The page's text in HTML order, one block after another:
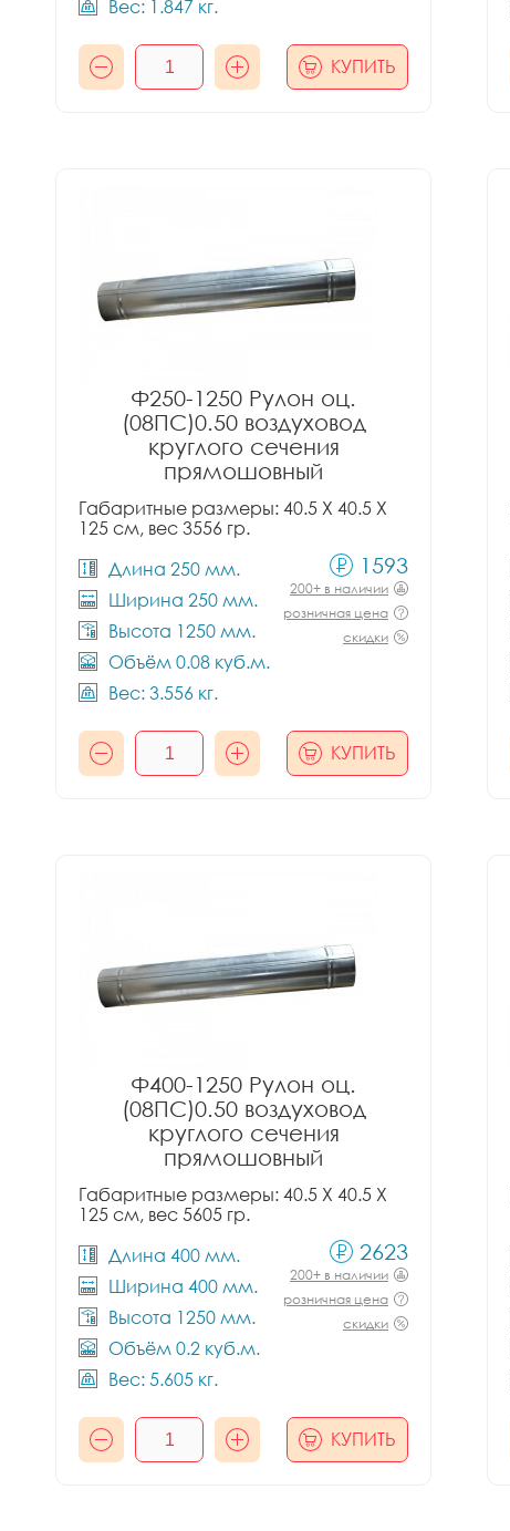
Вес: 1.847 кг.
КУПИТЬ
Ф250-1250 Рулон оц.
(08ПС)0.50 воздуховод
круглого сечения
прямошовный
Габаритные размеры: 40.5 X 40.5 X
125 см, вес 3556 гр.
Длина 250 мм.
Ширина 250 мм.
Высота 1250 мм.
Объём 0.08 куб.м.
Вес: 3.556 кг.
1593
200+ в наличии
розничная цена
скидки
КУПИТЬ
Ф400-1250 Рулон оц.
(08ПС)0.50 воздуховод
круглого сечения
прямошовный
Габаритные размеры: 40.5 X 40.5 X
125 см, вес 5605 гр.
Длина 400 мм.
Ширина 400 мм.
Высота 1250 мм.
Объём 0.2 куб.м.
Вес: 5.605 кг.
2623
200+ в наличии
розничная цена
скидки
КУПИТЬ